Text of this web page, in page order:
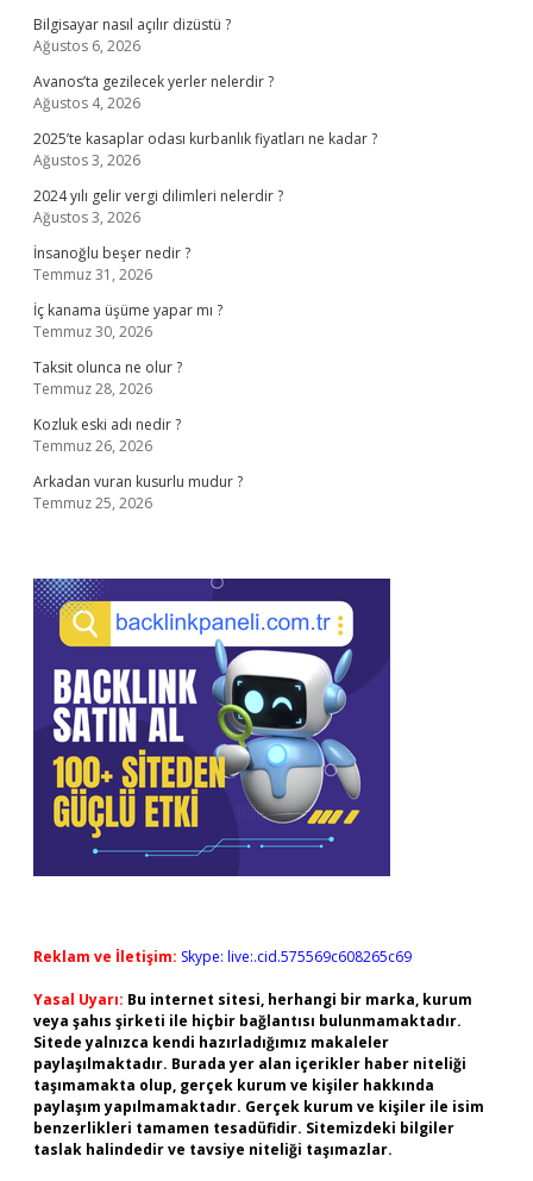
Bilgisayar nasıl açılır dizüstü ?
Ağustos 6, 2026
Avanos’ta gezilecek yerler nelerdir ?
Ağustos 4, 2026
2025’te kasaplar odası kurbanlık fiyatları ne kadar ?
Ağustos 3, 2026
2024 yılı gelir vergi dilimleri nelerdir ?
Ağustos 3, 2026
İnsanoğlu beşer nedir ?
Temmuz 31, 2026
İç kanama üşüme yapar mı ?
Temmuz 30, 2026
Taksit olunca ne olur ?
Temmuz 28, 2026
Kozluk eski adı nedir ?
Temmuz 26, 2026
Arkadan vuran kusurlu mudur ?
Temmuz 25, 2026
Reklam ve İletişim: Skype: live:.cid.575569c608265c69
Yasal Uyarı: Bu internet sitesi, herhangi bir marka, kurum
veya şahıs şirketi ile hiçbir bağlantısı bulunmamaktadır.
Sitede yalnızca kendi hazırladığımız makaleler
paylaşılmaktadır. Burada yer alan içerikler haber niteliği
taşımamakta olup, gerçek kurum ve kişiler hakkında
paylaşım yapılmamaktadır. Gerçek kurum ve kişiler ile isim
benzerlikleri tamamen tesadüfidir. Sitemizdeki bilgiler
taslak halindedir ve tavsiye niteliği taşımazlar.